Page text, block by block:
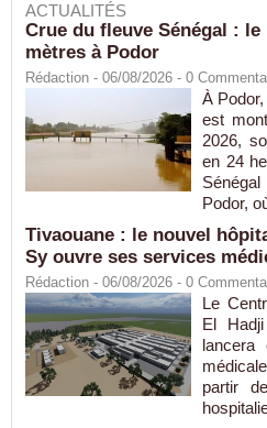
ACTUALITÉS
Crue du fleuve Sénégal :
mètres à Podor
Rédaction - 06/08/2026 - 0
À
est
2026,
en 24
Podor,
Tivaouane : le nouvel
Sy ouvre ses services
Rédaction - 06/08/2026 - 0
Le
El
lancera
partir